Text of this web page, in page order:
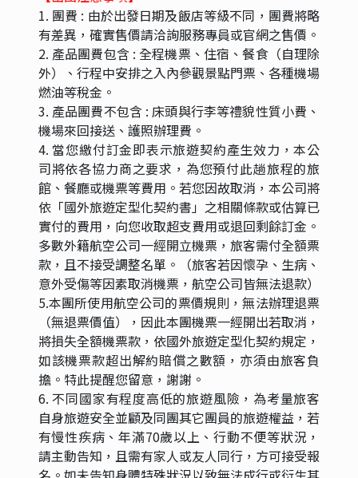
1. 團費 : 由於出發日期及飯店等級不同，團費將略
有差異，確實售價請洽詢服務專員或官網之售價。
2. 產品團費包含 : 全程機票、住宿、餐食（自理除
外）、行程中安排之入內參觀景點門票、各種機場
燃油等稅金。
3. 產品團費不包含 : 床頭與行李等禮貌性質小費、
機場來回接送、護照辦理費。
4. 當您繳付訂金即表示旅遊契約產生效力，本公
司將依各協力商之要求，為您預付此趟旅程的旅
館、餐廳或機票等費用。若您因故取消，本公司將
依「國外旅遊定型化契約書」之相關條款或估算已
實付的費用，向您收取超支費用或退回剩餘訂金。
多數外籍航空公司一經開立機票，旅客需付全額票
款，且不接受調整名單。（旅客若因懷孕、生病、
意外受傷等因素取消機票，航空公司皆無法退款）
5.本團所使用航空公司的票價規則，無法辦理退票
（無退票價值），因此本團機票一經開出若取消，
將損失全額機票款，依國外旅遊定型化契約規定，
如該機票款超出解約賠償之數額，亦須由旅客負
擔。特此提醒您留意，謝謝。
6. 不同國家有程度高低的旅遊風險，為考量旅客
自身旅遊安全並顧及同團其它團員的旅遊權益，若
有慢性疾病、年滿70歲以上、行動不便等狀況，
請主動告知，且需有家人或友人同行，方可接受報